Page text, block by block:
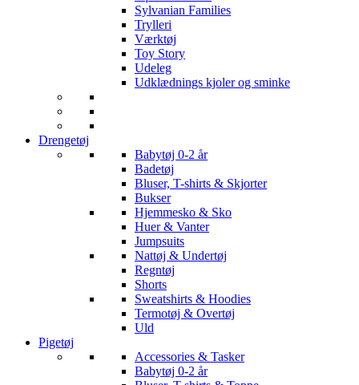
Sylvanian Families
Trylleri
Værktøj
Toy Story
Udeleg
Udklædnings kjoler og sminke
Drengetøj
Babytøj 0-2 år
Badetøj
Bluser, T-shirts & Skjorter
Bukser
Hjemmesko & Sko
Huer & Vanter
Jumpsuits
Nattøj & Undertøj
Regntøj
Shorts
Sweatshirts & Hoodies
Termotøj & Overtøj
Uld
Pigetøj
Accessories & Tasker
Babytøj 0-2 år